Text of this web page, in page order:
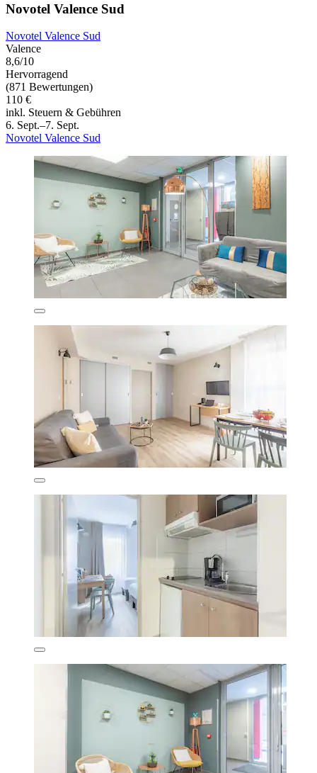
Novotel Valence Sud
Novotel Valence Sud
Valence
8,6/10
Hervorragend
(871 Bewertungen)
110 €
inkl. Steuern & Gebühren
6. Sept.–7. Sept.
Novotel Valence Sud